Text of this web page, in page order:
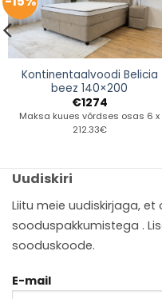
Kontinentaalvoodi Belicia
beez 140×200
€1274
Maksa kuues võrdses osas 6 x
212.33€
Uudiskiri
Liitu meie uudiskirjaga, et
sooduspakkumistega .
sooduskoode.
E-mail